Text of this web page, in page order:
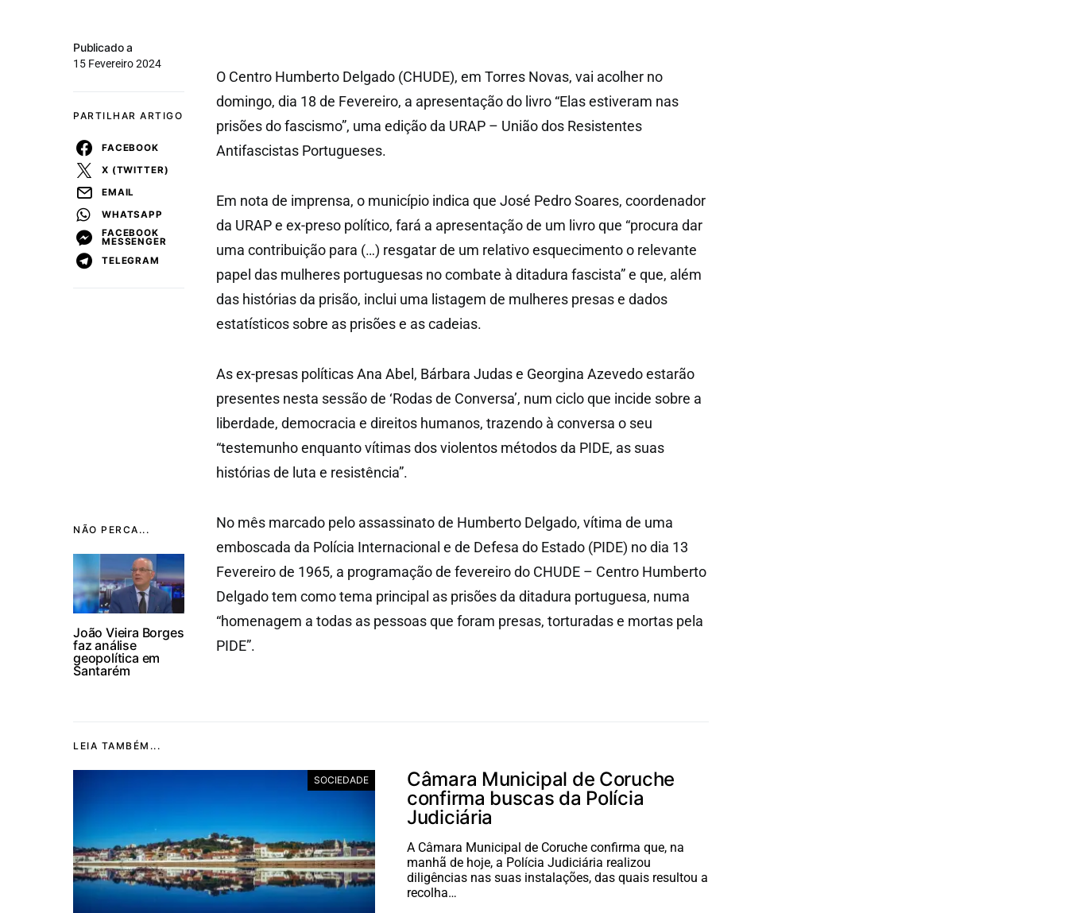
NÃO PERCA...
João Vieira Borges
faz análise
geopolítica em
Santarém
Publicado a
15 Fevereiro 2024
PARTILHAR ARTIGO
FACEBOOK
X (TWITTER)
EMAIL
WHATSAPP
FACEBOOK
MESSENGER
TELEGRAM
O Centro Humberto Delgado (CHUDE), em Torres Novas, vai acolher no
domingo, dia 18 de Fevereiro, a apresentação do livro “Elas estiveram nas
prisões do fascismo”, uma edição da URAP – União dos Resistentes
Antifascistas Portugueses.
Em nota de imprensa, o município indica que José Pedro Soares, coordenador
da URAP e ex-preso político, fará a apresentação de um livro que “procura dar
uma contribuição para (…) resgatar de um relativo esquecimento o relevante
papel das mulheres portuguesas no combate à ditadura fascista” e que, além
das histórias da prisão, inclui uma listagem de mulheres presas e dados
estatísticos sobre as prisões e as cadeias.
As ex-presas políticas Ana Abel, Bárbara Judas e Georgina Azevedo estarão
presentes nesta sessão de ‘Rodas de Conversa’, num ciclo que incide sobre a
liberdade, democracia e direitos humanos, trazendo à conversa o seu
“testemunho enquanto vítimas dos violentos métodos da PIDE, as suas
histórias de luta e resistência”.
No mês marcado pelo assassinato de Humberto Delgado, vítima de uma
emboscada da Polícia Internacional e de Defesa do Estado (PIDE) no dia 13
Fevereiro de 1965, a programação de fevereiro do CHUDE – Centro Humberto
Delgado tem como tema principal as prisões da ditadura portuguesa, numa
“homenagem a todas as pessoas que foram presas, torturadas e mortas pela
PIDE”.
LEIA TAMBÉM...
SOCIEDADE
Câmara Municipal de Coruche
confirma buscas da Polícia
Judiciária
A Câmara Municipal de Coruche confirma que, na
manhã de hoje, a Polícia Judiciária realizou
diligências nas suas instalações, das quais resultou a
recolha…